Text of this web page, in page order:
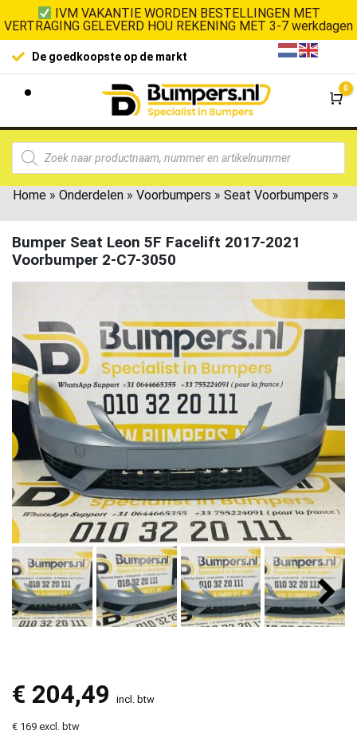
IVM VAKANTIE WORDEN BESTELLINGEN MET
VERTRAGING GELEVERD HOU REKENING MET 3-7 werkdagen
De goedkoopste op de markt
0
Home » Onderdelen » Voorbumpers » Seat Voorbumpers »
Bumper Seat Leon 5F Facelift 2017-2021
Voorbumper 2-C7-3050
€ 204,49 incl. btw
€ 169 excl. btw